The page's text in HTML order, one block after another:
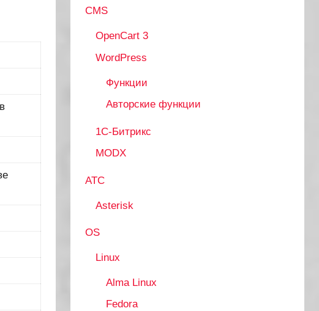
CMS
OpenCart 3
WordPress
Функции
Авторские функции
1С-Битрикс
MODX
АТС
Asterisk
OS
Linux
Alma Linux
Fedora